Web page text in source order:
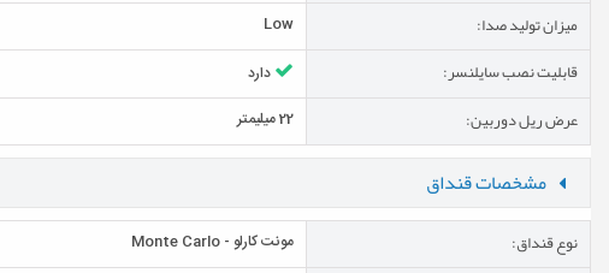
میزان تولید صدا: Low
قابلیت نصب سایلنسر: دارد
عرض ریل دوربین: 22 میلیمتر
مشخصات قنداق
نوع قنداق: مونت کارلو - Monte Carlo